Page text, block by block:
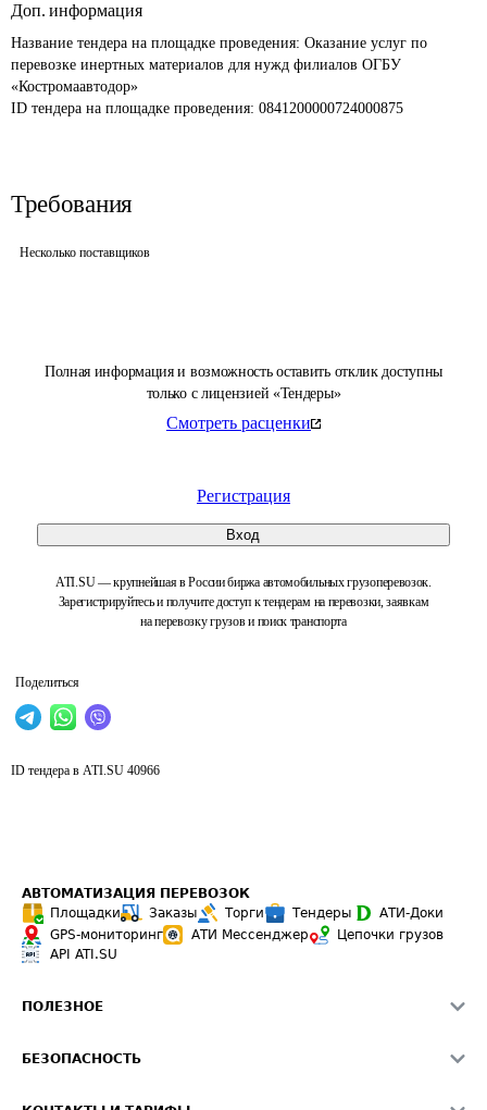
Полная информация и возможность оставить отклик доступны
только с лицензией «Тендеры»
Смотреть расценки
Регистрация
Вход
ATI.SU — крупнейшая в России биржа автомобильных грузоперевозок.
Зарегистрируйтесь и получите доступ к тендерам на перевозки, заявкам
на перевозку грузов и поиск транспорта
Поделиться
Доп. информация
Название тендера на площадке проведения: Оказание услуг по
перевозке инертных материалов для нужд филиалов ОГБУ
«Костромаавтодор»
ID тендера на площадке проведения: 0841200000724000875
Требования
Несколько поставщиков
ID тендера в ATI.SU 40966
АВТОМАТИЗАЦИЯ ПЕРЕВОЗОК
Площадки
Заказы Торги Тендеры
АТИ-Доки
GPS-мониторинг
АТИ Мессенджер
Цепочки грузов
API ATI.SU
ПОЛЕЗНОЕ
Звезды ATI.SU на вашем сайте
БЕЗОПАСНОСТЬ